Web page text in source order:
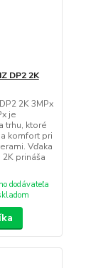
DP2 2K
2K 3MPx
je
trhu, ktoré
komfort pri
Vďaka
prináša
dodávateľa